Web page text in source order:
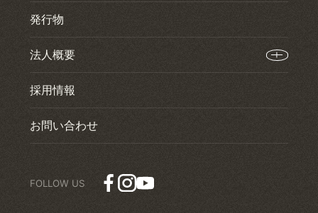
発行物
法人概要
採用情報
お問い合わせ